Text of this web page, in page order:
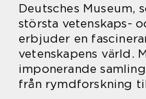
Deutsches Museum,
största vetenskaps-
erbjuder en
vetenskapens värld.
imponerande
från rymdforskning